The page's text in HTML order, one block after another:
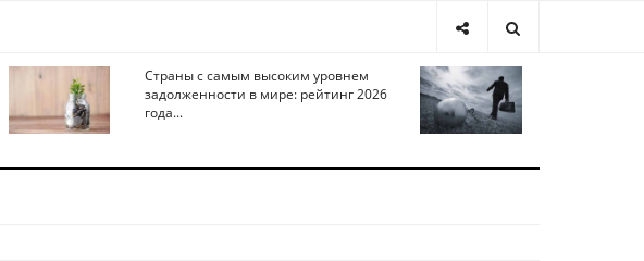
Страны с самым высоким уровнем
задолженности в мире: рейтинг 2026
года...